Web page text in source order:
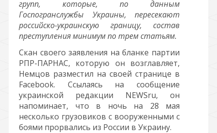
групп, которые, по данным
Госпогранслужбы Украины, пересекают
российско-украинскую границу, состав
преступления минимум по трем статьям.
Скан своего заявления на бланке партии
РПР-ПАРНАС, которую он возглавляет,
Немцов разместил на своей странице в
Facebook. Ссылаясь на сообщение
украинской редакции NEWSru, он
напоминает, что в ночь на 28 мая
несколько грузовиков с вооруженными с
боями прорвались из России в Украину.